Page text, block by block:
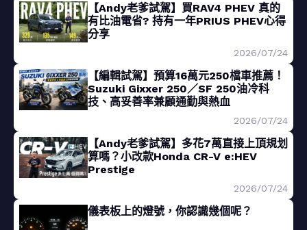
【Andy老爹試駕】買RAV4 PHEV 真的
有比油電省? 持有一年PRIUS PHEV心得
分享
2026/07/24
【編輯試駕】預算16萬元250檔車推薦！
Suzuki Gixxer 250／SF 250油冷科
技、高妥善率兼顧通勤與熱血
2026/07/24
【Andy老爹試駕】多花7萬直接上頂規划
算嗎？小改款Honda CR-V e:HEV
Prestige
2026/07/24
儀表板上的燈號，你認識幾個呢？